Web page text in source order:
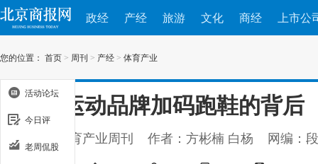
政经 产经 旅游 文化 商经 上市公
您的位置： 首页 > 周刊 > 产经 > 体育产业
本土运动品牌加码跑鞋的背后
出处：体育产业周刊 作者：方彬楠 白杨 网编：
活动论坛
今日评
老周侃股